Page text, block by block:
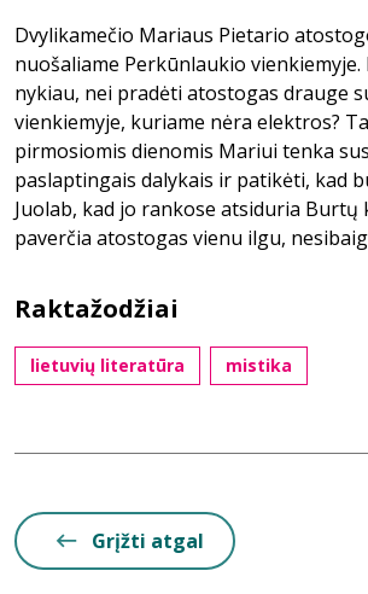
Dvylikamečio Mariaus Pietario
nuošaliame Perkūnlaukio vienkiemyje.
nykiau, nei pradėti atostogas drauge
vienkiemyje, kuriame nėra elektros?
pirmosiomis dienomis Mariui tenka
paslaptingais dalykais ir patikėti, kad
Juolab, kad jo rankose atsiduria Burtų
paverčia atostogas vienu ilgu,
Raktažodžiai
lietuvių literatūra mistika
Grįžti atgal